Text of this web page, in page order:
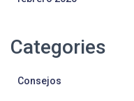
Categories
Consejos